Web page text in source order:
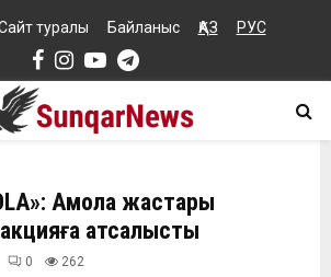
туралы Байланыс ҚАЗ РУС
Facebook
Instagram
YoutubeTelegram
Ақмола жастары
атсалысты
0 262